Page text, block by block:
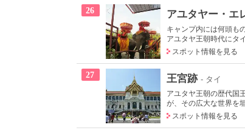
26 アユタヤー・エ
キャンプ内には何頭も
アユタヤ王朝時代にタ
スポット情報を見る
27 王宮跡 - タイ
アユタヤ王朝の歴代国
が、その広大な世界を
スポット情報を見る